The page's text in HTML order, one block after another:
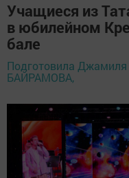
Учащиеся из
в юбилейном
бале
Подготовила Джамиля
БАЙРАМОВА,